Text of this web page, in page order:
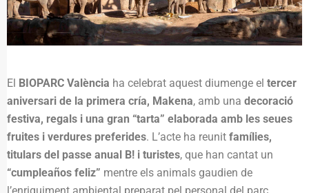
El BIOPARC València ha celebrat aquest diumenge el tercer
aniversari de la primera cría, Makena, amb una decoració
festiva, regals i una gran “tarta” elaborada amb les seues
fruites i verdures preferides. L’acte ha reunit famílies,
titulars del passe anual B! i turistes, que han cantat un
“cumpleaños feliz” mentre els animals gaudien de
l’enriquiment ambiental preparat pel personal del parc.